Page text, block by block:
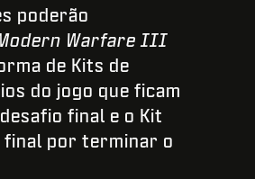
poderão
Warfare III
de Kits de
do jogo que ficam
final e o Kit
final por terminar o